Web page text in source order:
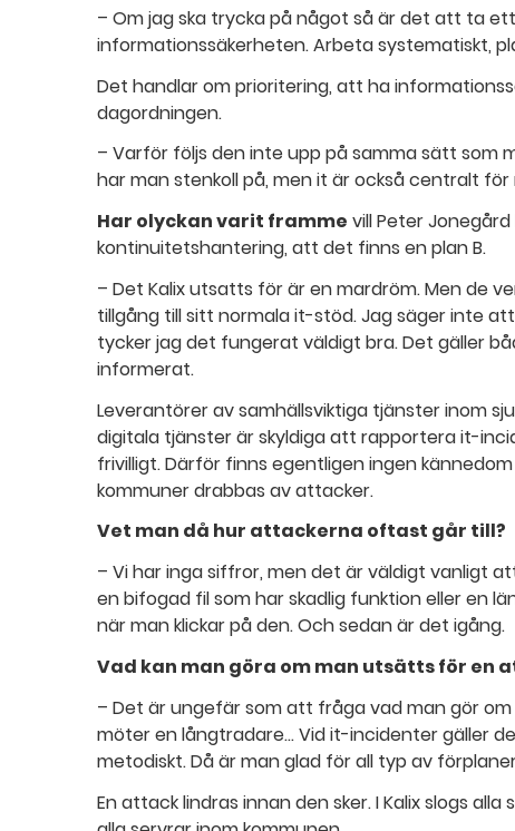
– Om jag ska trycka på något så är det att ta
informationssäkerheten. Arbeta systematiskt,
Det handlar om prioritering, att ha
dagordningen.
– Varför följs den inte upp på samma sätt som
har man stenkoll på, men it är också centralt
Har olyckan varit framme vill Peter
kontinuitetshantering, att det finns en plan B.
– Det Kalix utsatts för är en mardröm. Men de
tillgång till sitt normala it-stöd. Jag säger inte
tycker jag det fungerat väldigt bra. Det gäller
informerat.
Leverantörer av samhällsviktiga tjänster inom
digitala tjänster är skyldiga att rapportera it-
frivilligt. Därför finns egentligen ingen
kommuner drabbas av attacker.
Vet man då hur attackerna oftast går till?
– Vi har inga siffror, men det är väldigt vanligt
en bifogad fil som har skadlig funktion eller en
när man klickar på den. Och sedan är det igång.
Vad kan man göra om man utsätts för en
– Det är ungefär som att fråga vad man gör
möter en långtradare... Vid it-incidenter gäller
metodiskt. Då är man glad för all typ av
En attack lindras innan den sker. I Kalix slogs